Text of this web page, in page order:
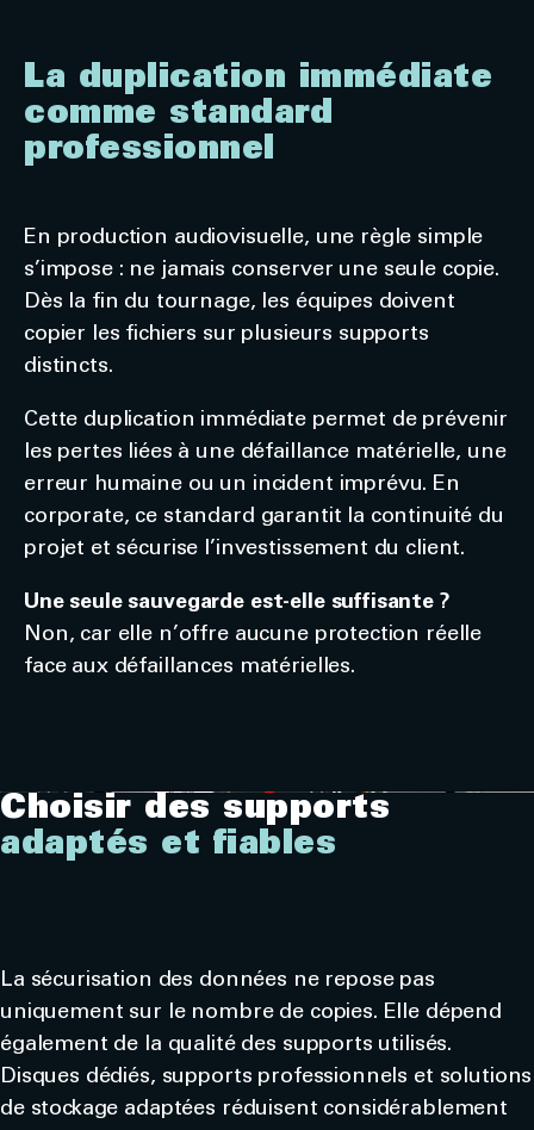
La duplication immédiate
comme standard
professionnel
En production audiovisuelle, une règle simple
s’impose : ne jamais conserver une seule copie.
Dès la fin du tournage, les équipes doivent
copier les fichiers sur plusieurs supports
distincts.
Cette duplication immédiate permet de prévenir
les pertes liées à une défaillance matérielle, une
erreur humaine ou un incident imprévu. En
corporate, ce standard garantit la continuité du
projet et sécurise l’investissement du client.
Une seule sauvegarde est-elle suffisante ?
Non, car elle n’offre aucune protection réelle
face aux défaillances matérielles.
Choisir des supports
adaptés et fiables
La sécurisation des données ne repose pas
uniquement sur le nombre de copies. Elle dépend
également de la qualité des supports utilisés.
Disques dédiés, supports professionnels et solutions
de stockage adaptées réduisent considérablement